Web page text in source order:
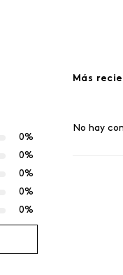
0%
0%
0%
0%
0%
Más
No hay